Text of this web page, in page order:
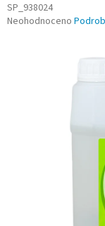
SP_938024
Průměrné hodnocení
Neohodnoceno